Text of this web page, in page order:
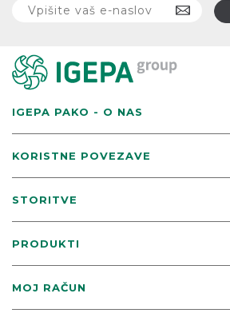
IGEPA PAKO - O NAS
KORISTNE POVEZAVE
STORITVE
PRODUKTI
MOJ RAČUN